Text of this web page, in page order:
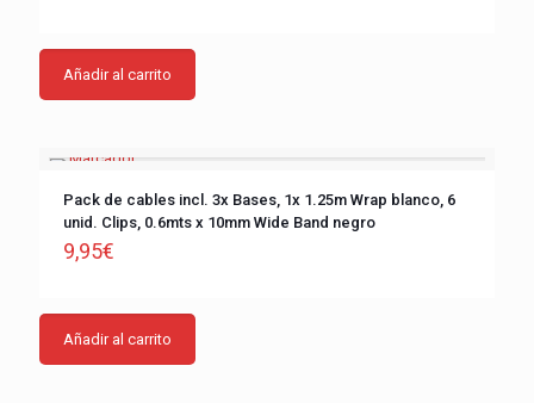
Añadir al carrito
Pack de cables incl. 3x Bases, 1x 1.25m Wrap blanco, 6
unid. Clips, 0.6mts x 10mm Wide Band negro
9,95€
Añadir al carrito